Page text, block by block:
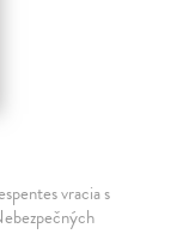
vracia s